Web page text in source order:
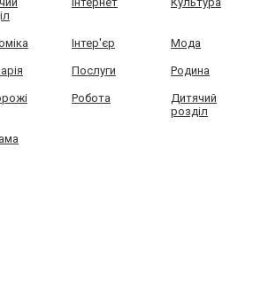
Інтер'єр Мода
Послуги Родина
Робота
Дитячий
розділ